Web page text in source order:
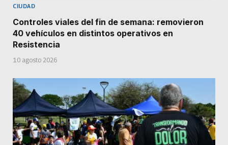
CIUDAD
Controles viales del fin de semana: removieron
40 vehículos en distintos operativos en
Resistencia
10 agosto 2026